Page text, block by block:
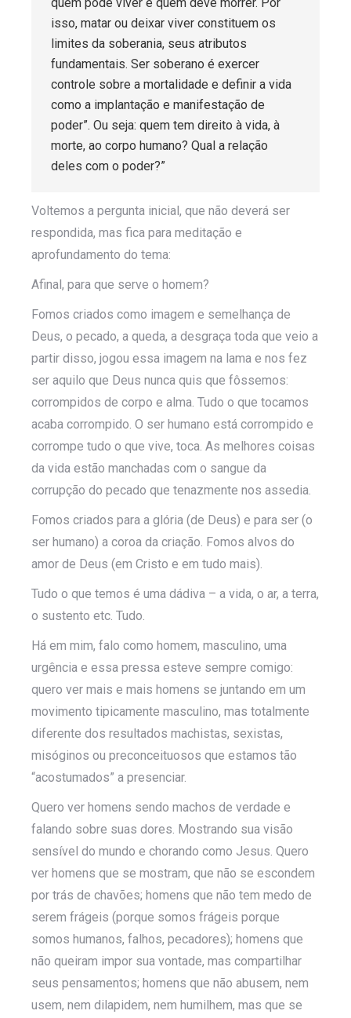
isso, matar ou deixar viver constituem os
limites da soberania, seus atributos
fundamentais. Ser soberano é exercer
controle sobre a mortalidade e definir a vida
como a implantação e manifestação de
poder”. Ou seja: quem tem direito à vida, à
morte, ao corpo humano? Qual a relação
deles com o poder?”
Voltemos a pergunta inicial, que não deverá ser
respondida, mas fica para meditação e
aprofundamento do tema:
Afinal, para que serve o homem?
Fomos criados como imagem e semelhança de
Deus, o pecado, a queda, a desgraça toda que veio a
partir disso, jogou essa imagem na lama e nos fez
ser aquilo que Deus nunca quis que fôssemos:
corrompidos de corpo e alma. Tudo o que tocamos
acaba corrompido. O ser humano está corrompido e
corrompe tudo o que vive, toca. As melhores coisas
da vida estão manchadas com o sangue da
corrupção do pecado que tenazmente nos assedia.
Fomos criados para a glória (de Deus) e para ser (o
ser humano) a coroa da criação. Fomos alvos do
amor de Deus (em Cristo e em tudo mais).
Tudo o que temos é uma dádiva – a vida, o ar, a terra,
o sustento etc. Tudo.
Há em mim, falo como homem, masculino, uma
urgência e essa pressa esteve sempre comigo:
quero ver mais e mais homens se juntando em um
movimento tipicamente masculino, mas totalmente
diferente dos resultados machistas, sexistas,
misóginos ou preconceituosos que estamos tão
“acostumados” a presenciar.
Quero ver homens sendo machos de verdade e
falando sobre suas dores. Mostrando sua visão
sensível do mundo e chorando como Jesus. Quero
ver homens que se mostram, que não se escondem
por trás de chavões; homens que não tem medo de
serem frágeis (porque somos frágeis porque
somos humanos, falhos, pecadores); homens que
não queiram impor sua vontade, mas compartilhar
seus pensamentos; homens que não abusem, nem
usem, nem dilapidem, nem humilhem, mas que se